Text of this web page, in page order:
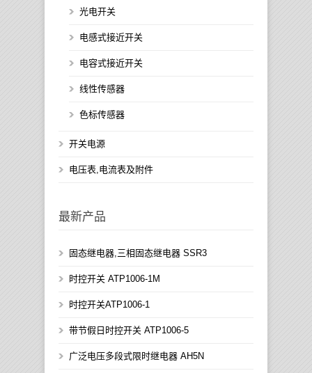
光电开关
电感式接近开关
电容式接近开关
线性传感器
色标传感器
开关电源
电压表,电流表及附件
最新产品
固态继电器,三相固态继电器 SSR3
时控开关 ATP1006-1M
时控开关ATP1006-1
带节假日时控开关 ATP1006-5
广泛电压多段式限时继电器 AH5N